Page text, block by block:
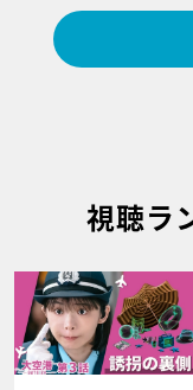
視聴ラ